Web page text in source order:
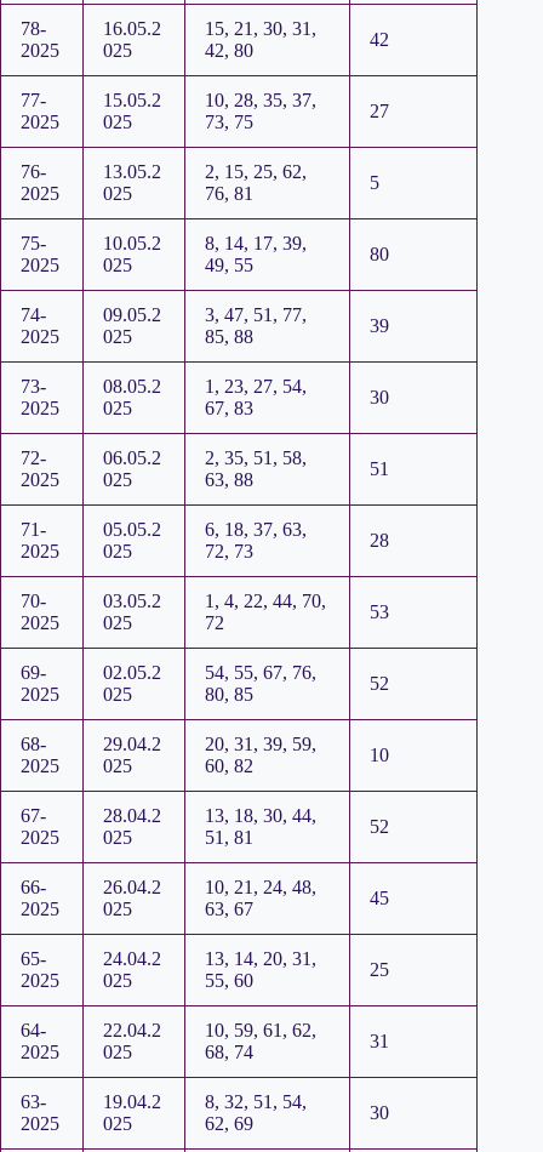
78-
2025
16.05.2
025
15, 21, 30, 31,
42, 80
42
77-
2025
15.05.2
025
10, 28, 35, 37,
73, 75
27
76-
2025
13.05.2
025
2, 15, 25, 62,
76, 81
5
75-
2025
10.05.2
025
8, 14, 17, 39,
49, 55
80
74-
2025
09.05.2
025
3, 47, 51, 77,
85, 88
39
73-
2025
08.05.2
025
1, 23, 27, 54,
67, 83
30
72-
2025
06.05.2
025
2, 35, 51, 58,
63, 88
51
71-
2025
05.05.2
025
6, 18, 37, 63,
72, 73
28
70-
2025
03.05.2
025
1, 4, 22, 44, 70,
72
53
69-
2025
02.05.2
025
54, 55, 67, 76,
80, 85
52
68-
2025
29.04.2
025
20, 31, 39, 59,
60, 82
10
67-
2025
28.04.2
025
13, 18, 30, 44,
51, 81
52
66-
2025
26.04.2
025
10, 21, 24, 48,
63, 67
45
65-
2025
24.04.2
025
13, 14, 20, 31,
55, 60
25
64-
2025
22.04.2
025
10, 59, 61, 62,
68, 74
31
63-
2025
19.04.2
025
8, 32, 51, 54,
62, 69
30